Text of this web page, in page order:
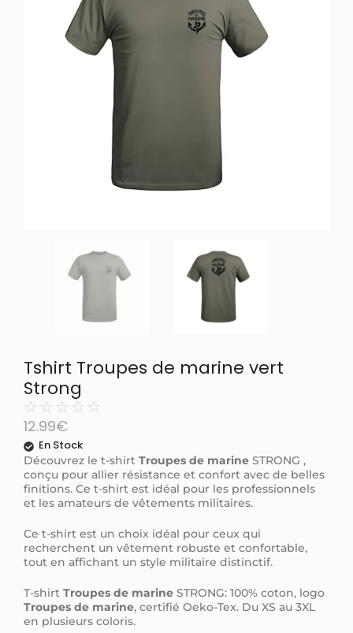
Tshirt Troupes de marine vert
Strong
☆ ☆ ☆ ☆ ☆
12.99€
En Stock
Découvrez le t-shirt Troupes de marine STRONG ,
conçu pour allier résistance et confort avec de belles
finitions. Ce t-shirt est idéal pour les professionnels
et les amateurs de vêtements militaires.
Ce t-shirt est un choix idéal pour ceux qui
recherchent un vêtement robuste et confortable,
tout en affichant un style militaire distinctif.
T-shirt Troupes de marine STRONG: 100% coton, logo
Troupes de marine, certifié Oeko-Tex. Du XS au 3XL
en plusieurs coloris.